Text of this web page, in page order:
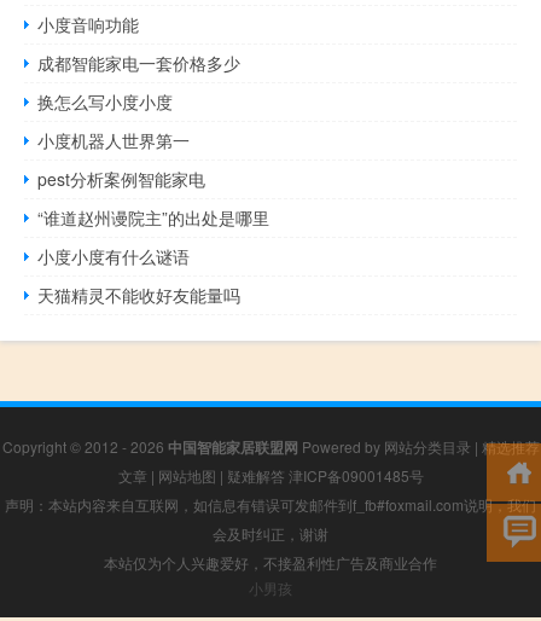
小度音响功能
成都智能家电一套价格多少
换怎么写小度小度
小度机器人世界第一
pest分析案例智能家电
“谁道赵州谩院主”的出处是哪里
小度小度有什么谜语
天猫精灵不能收好友能量吗
Copyright © 2012 - 2026 中国智能家居联盟网 Powered by 网站分类目录 | 精选推荐
文章 | 网站地图 | 疑难解答 津ICP备09001485号
声明：本站内容来自互联网，如信息有错误可发邮件到f_fb#foxmail.com说明，我们
会及时纠正，谢谢
本站仅为个人兴趣爱好，不接盈利性广告及商业合作
小男孩